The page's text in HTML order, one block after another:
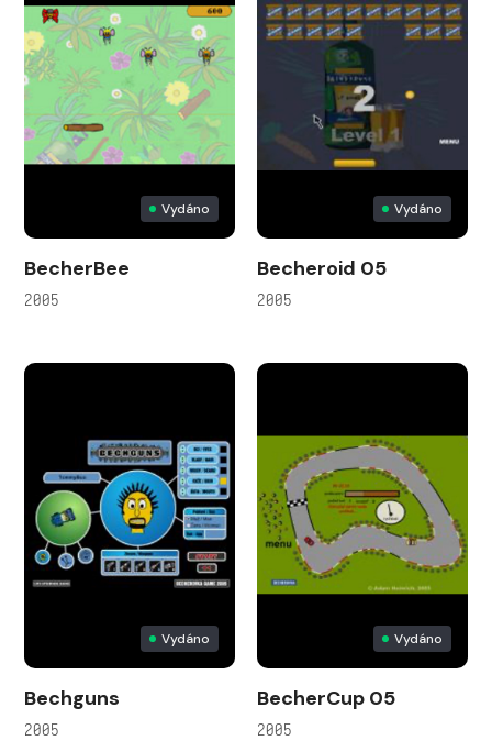
Vydáno
BecherBee
2005
Vydáno
Becheroid 05
2005
Vydáno
Bechguns
2005
Vydáno
BecherCup 05
2005